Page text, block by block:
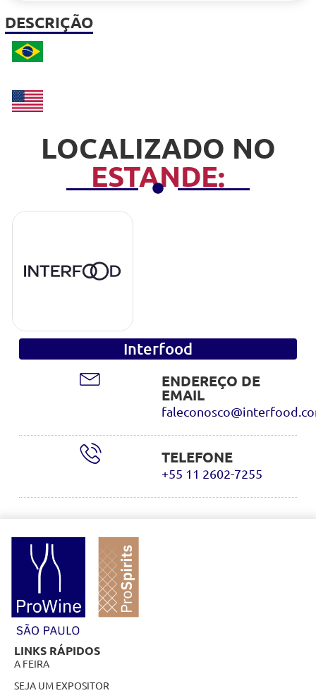
DESCRIÇÃO
LOCALIZADO NO
ESTANDE:
Interfood
ENDEREÇO DE
EMAIL
TELEFONE
+55 11 2602-7255
LINKS RÁPIDOS
A FEIRA
SEJA UM EXPOSITOR